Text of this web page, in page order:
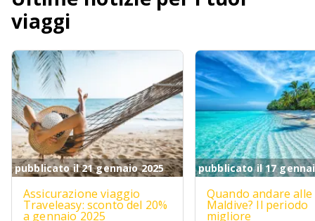
viaggi
pubblicato il 21 gennaio 2025
Assicurazione viaggio
Traveleasy: sconto del 20%
a gennaio 2025
pubblicato il 17
Quando andare alle
Maldive? Il periodo
migliore